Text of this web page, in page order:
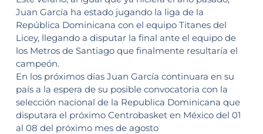
Juan García ha estado jugando la liga de la
República Dominicana con el equipo Titanes del
Licey, llegando a disputar la final ante el equipo de
los Metros de Santiago que finalmente resultaría el
campeón.
En los próximos días Juan García continuara en su
país a la espera de su posible convocatoria con la
selección nacional de la Republica Dominicana que
disputara el próximo Centrobasket en México del 01
al 08 del próximo mes de agosto